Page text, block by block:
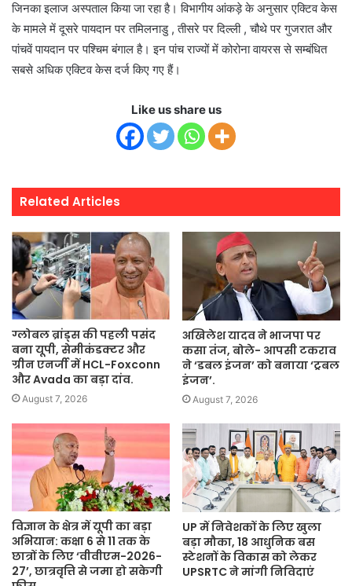
जिनका इलाज अस्पताल किया जा रहा है। विभागीय आंकड़े के अनुसार एक्टिव केस
के मामले में दूसरे पायदान पर तमिलनाडु , तीसरे पर दिल्ली , चौथे पर गुजरात और
पांचवें पायदान पर पश्चिम बंगाल है। इन पांच राज्यों में कोरोना वायरस से सम्बंधित
सबसे अधिक एक्टिव केस दर्ज किए गए हैं।
Like us share us
Related Articles
ग्लोबल ब्रांड्स की पहली पसंद
बना यूपी, सेमीकंडक्टर और
ग्रीन एनर्जी में HCL-Foxconn
और Avada का बड़ा दांव.
August 7, 2026
अखिलेश यादव ने भाजपा पर
कसा तंज, बोले- आपसी टकराव
ने ‘डबल इंजन’ को बनाया ‘ट्रबल
इंजन’.
August 7, 2026
विज्ञान के क्षेत्र में यूपी का बड़ा
अभियान: कक्षा 6 से 11 तक के
छात्रों के लिए ‘वीवीएम-2026-
27’, छात्रवृत्ति से जमा हो सकेगी
UP में निवेशकों के लिए खुला
बड़ा मौका, 18 आधुनिक बस
स्टेशनों के विकास को लेकर
UPSRTC ने मांगी निविदाएं